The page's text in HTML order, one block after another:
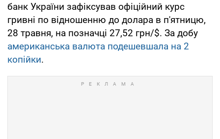
банк України зафіксував офіційний курс
гривні по відношенню до долара в п'ятницю,
28 травня, на позначці 27,52 грн/$. За добу
американська валюта подешевшала на 2
копійки.